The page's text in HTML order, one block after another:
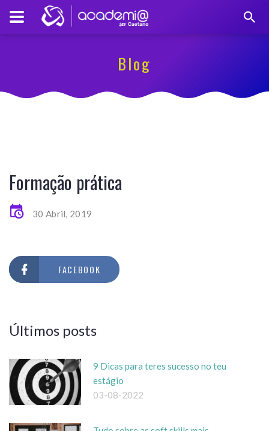
Blog
Formação prática
30 Abril, 2019
FACEBOOK
Últimos posts
9 Dicas para teres sucesso no teu
estágio
03-08-2022